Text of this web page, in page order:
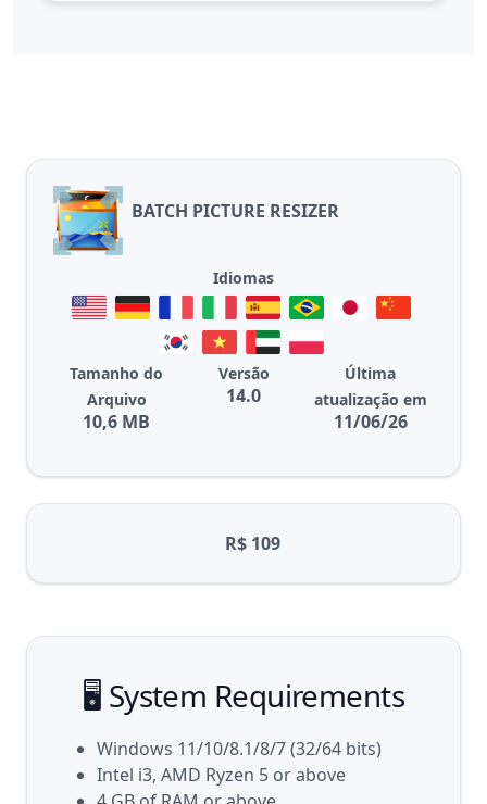
BATCH PICTURE RESIZER
Idiomas
Tamanho do
Arquivo
10,6 MB
Versão
14.0
Última
atualização em
11/06/26
R$ 109
🖥️ System Requirements
Windows 11/10/8.1/8/7 (32/64 bits)
Intel i3, AMD Ryzen 5 or above